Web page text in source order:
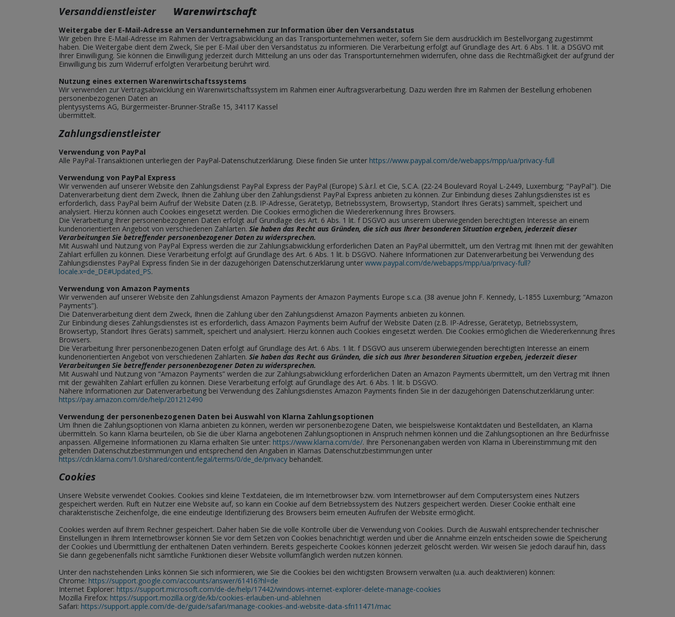
Versanddienstleister Warenwirtschaft
Weitergabe der E-Mail-Adresse an Versandunternehmen zur Information über den Versandstatus
Wir geben Ihre E-Mail-Adresse im Rahmen der Vertragsabwicklung an das Transportunternehmen weiter, sofern Sie dem ausdrücklich im Bestellvorgang zugestimmt
haben. Die Weitergabe dient dem Zweck, Sie per E-Mail über den Versandstatus zu informieren. Die Verarbeitung erfolgt auf Grundlage des Art. 6 Abs. 1 lit. a DSGVO mit
Ihrer Einwilligung. Sie können die Einwilligung jederzeit durch Mitteilung an uns oder das Transportunternehmen widerrufen, ohne dass die Rechtmäßigkeit der aufgrund der
Einwilligung bis zum Widerruf erfolgten Verarbeitung berührt wird.
Nutzung eines externen Warenwirtschaftssystems
Wir verwenden zur Vertragsabwicklung ein Warenwirtschaftssystem im Rahmen einer Auftragsverarbeitung. Dazu werden Ihre im Rahmen der Bestellung erhobenen
personenbezogenen Daten an
plentysystems AG, Bürgermeister-Brunner-Straße 15, 34117 Kassel
übermittelt.
Zahlungsdienstleister
Verwendung von PayPal
Alle PayPal-Transaktionen unterliegen der PayPal-Datenschutzerklärung. Diese finden Sie unter https://www.paypal.com/de/webapps/mpp/ua/privacy-full
Verwendung von PayPal Express
Wir verwenden auf unserer Website den Zahlungsdienst PayPal Express der PayPal (Europe) S.à.r.l. et Cie, S.C.A. (22-24 Boulevard Royal L-2449, Luxemburg; "PayPal"). Die
Datenverarbeitung dient dem Zweck, Ihnen die Zahlung über den Zahlungsdienst PayPal Express anbieten zu können. Zur Einbindung dieses Zahlungsdienstes ist es
erforderlich, dass PayPal beim Aufruf der Website Daten (z.B. IP-Adresse, Gerätetyp, Betriebssystem, Browsertyp, Standort Ihres Geräts) sammelt, speichert und
analysiert. Hierzu können auch Cookies eingesetzt werden. Die Cookies ermöglichen die Wiedererkennung Ihres Browsers.
Die Verarbeitung Ihrer personenbezogenen Daten erfolgt auf Grundlage des Art. 6 Abs. 1 lit. f DSGVO aus unserem überwiegenden berechtigten Interesse an einem
kundenorientierten Angebot von verschiedenen Zahlarten. Sie haben das Recht aus Gründen, die sich aus Ihrer besonderen Situation ergeben, jederzeit dieser
Verarbeitungen Sie betreffender personenbezogener Daten zu widersprechen.
Mit Auswahl und Nutzung von PayPal Express werden die zur Zahlungsabwicklung erforderlichen Daten an PayPal übermittelt, um den Vertrag mit Ihnen mit der gewählten
Zahlart erfüllen zu können. Diese Verarbeitung erfolgt auf Grundlage des Art. 6 Abs. 1 lit. b DSGVO. Nähere Informationen zur Datenverarbeitung bei Verwendung des
Zahlungsdienstes PayPal Express finden Sie in der dazugehörigen Datenschutzerklärung unter www.paypal.com/de/webapps/mpp/ua/privacy-full?
locale.x=de_DE#Updated_PS.
Verwendung von Amazon Payments
Wir verwenden auf unserer Website den Zahlungsdienst Amazon Payments der Amazon Payments Europe s.c.a. (38 avenue John F. Kennedy, L-1855 Luxemburg; “Amazon
Payments”).
Die Datenverarbeitung dient dem Zweck, Ihnen die Zahlung über den Zahlungsdienst Amazon Payments anbieten zu können.
Zur Einbindung dieses Zahlungsdienstes ist es erforderlich, dass Amazon Payments beim Aufruf der Website Daten (z.B. IP-Adresse, Gerätetyp, Betriebssystem,
Browsertyp, Standort Ihres Geräts) sammelt, speichert und analysiert. Hierzu können auch Cookies eingesetzt werden. Die Cookies ermöglichen die Wiedererkennung Ihres
Browsers.
Die Verarbeitung Ihrer personenbezogenen Daten erfolgt auf Grundlage des Art. 6 Abs. 1 lit. f DSGVO aus unserem überwiegenden berechtigten Interesse an einem
kundenorientierten Angebot von verschiedenen Zahlarten. Sie haben das Recht aus Gründen, die sich aus Ihrer besonderen Situation ergeben, jederzeit dieser
Verarbeitungen Sie betreffender personenbezogener Daten zu widersprechen.
Mit Auswahl und Nutzung von “Amazon Payments” werden die zur Zahlungsabwicklung erforderlichen Daten an Amazon Payments übermittelt, um den Vertrag mit Ihnen
mit der gewählten Zahlart erfüllen zu können. Diese Verarbeitung erfolgt auf Grundlage des Art. 6 Abs. 1 lit. b DSGVO.
Nähere Informationen zur Datenverarbeitung bei Verwendung des Zahlungsdienstes Amazon Payments finden Sie in der dazugehörigen Datenschutzerklärung unter:
https://pay.amazon.com/de/help/201212490
Verwendung der personenbezogenen Daten bei Auswahl von Klarna Zahlungsoptionen
Um Ihnen die Zahlungsoptionen von Klarna anbieten zu können, werden wir personenbezogene Daten, wie beispielsweise Kontaktdaten und Bestelldaten, an Klarna
übermitteln. So kann Klarna beurteilen, ob Sie die über Klarna angebotenen Zahlungsoptionen in Anspruch nehmen können und die Zahlungsoptionen an Ihre Bedürfnisse
anpassen. Allgemeine Informationen zu Klarna erhalten Sie unter: https://www.klarna.com/de/. Ihre Personenangaben werden von Klarna in Übereinstimmung mit den
geltenden Datenschutzbestimmungen und entsprechend den Angaben in Klarnas Datenschutzbestimmungen unter
https://cdn.klarna.com/1.0/shared/content/legal/terms/0/de_de/privacy behandelt.
Cookies
Unsere Website verwendet Cookies. Cookies sind kleine Textdateien, die im Internetbrowser bzw. vom Internetbrowser auf dem Computersystem eines Nutzers
gespeichert werden. Ruft ein Nutzer eine Website auf, so kann ein Cookie auf dem Betriebssystem des Nutzers gespeichert werden. Dieser Cookie enthält eine
charakteristische Zeichenfolge, die eine eindeutige Identifizierung des Browsers beim erneuten Aufrufen der Website ermöglicht.
Cookies werden auf Ihrem Rechner gespeichert. Daher haben Sie die volle Kontrolle über die Verwendung von Cookies. Durch die Auswahl entsprechender technischer
Einstellungen in Ihrem Internetbrowser können Sie vor dem Setzen von Cookies benachrichtigt werden und über die Annahme einzeln entscheiden sowie die Speicherung
der Cookies und Übermittlung der enthaltenen Daten verhindern. Bereits gespeicherte Cookies können jederzeit gelöscht werden. Wir weisen Sie jedoch darauf hin, dass
Sie dann gegebenenfalls nicht sämtliche Funktionen dieser Website vollumfänglich werden nutzen können.
Unter den nachstehenden Links können Sie sich informieren, wie Sie die Cookies bei den wichtigsten Browsern verwalten (u.a. auch deaktivieren) können:
Chrome: https://support.google.com/accounts/answer/61416?hl=de
Internet Explorer: https://support.microsoft.com/de-de/help/17442/windows-internet-explorer-delete-manage-cookies
Mozilla Firefox: https://support.mozilla.org/de/kb/cookies-erlauben-und-ablehnen
Safari: https://support.apple.com/de-de/guide/safari/manage-cookies-and-website-data-sfri11471/mac